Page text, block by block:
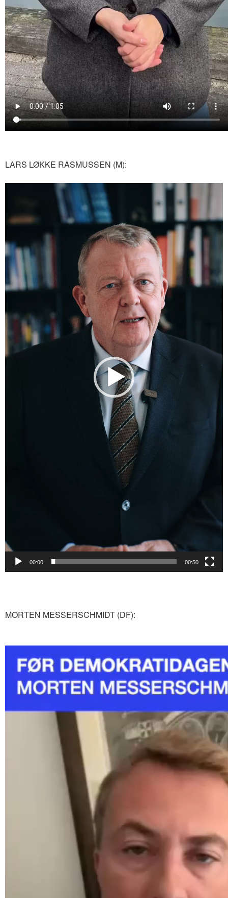
LARS LØKKE RASMUSSEN (M):
00:00 00:50
MORTEN MESSERSCHMIDT (DF):